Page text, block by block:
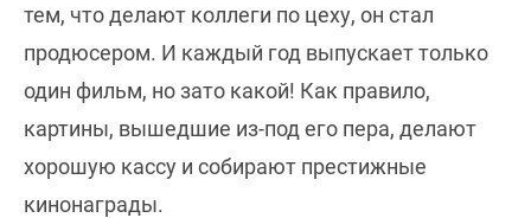
тем, что делают коллеги по цеху, он стал
продюсером. И каждый год выпускает только
один фильм, но зато какой! Как правило,
картины, вышедшие из-под его пера, делают
хорошую кассу и собирают престижные
кинонаграды.